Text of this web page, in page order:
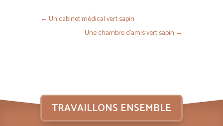
← Un cabinet médical vert sapin
Une chambre d’amis vert sapin →
TRAVAILLONS ENSEMBLE